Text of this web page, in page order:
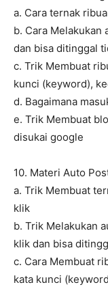
a. Cara ternak
b. Cara Melakukan
dan bisa ditinggal
c. Trik Membuat
kunci (keyword),
d. Bagaimana
e. Trik Membuat
disukai google
10. Materi Auto
a. Trik Membuat
klik
b. Trik Melakukan
klik dan bisa
c. Cara Membuat
kata kunci